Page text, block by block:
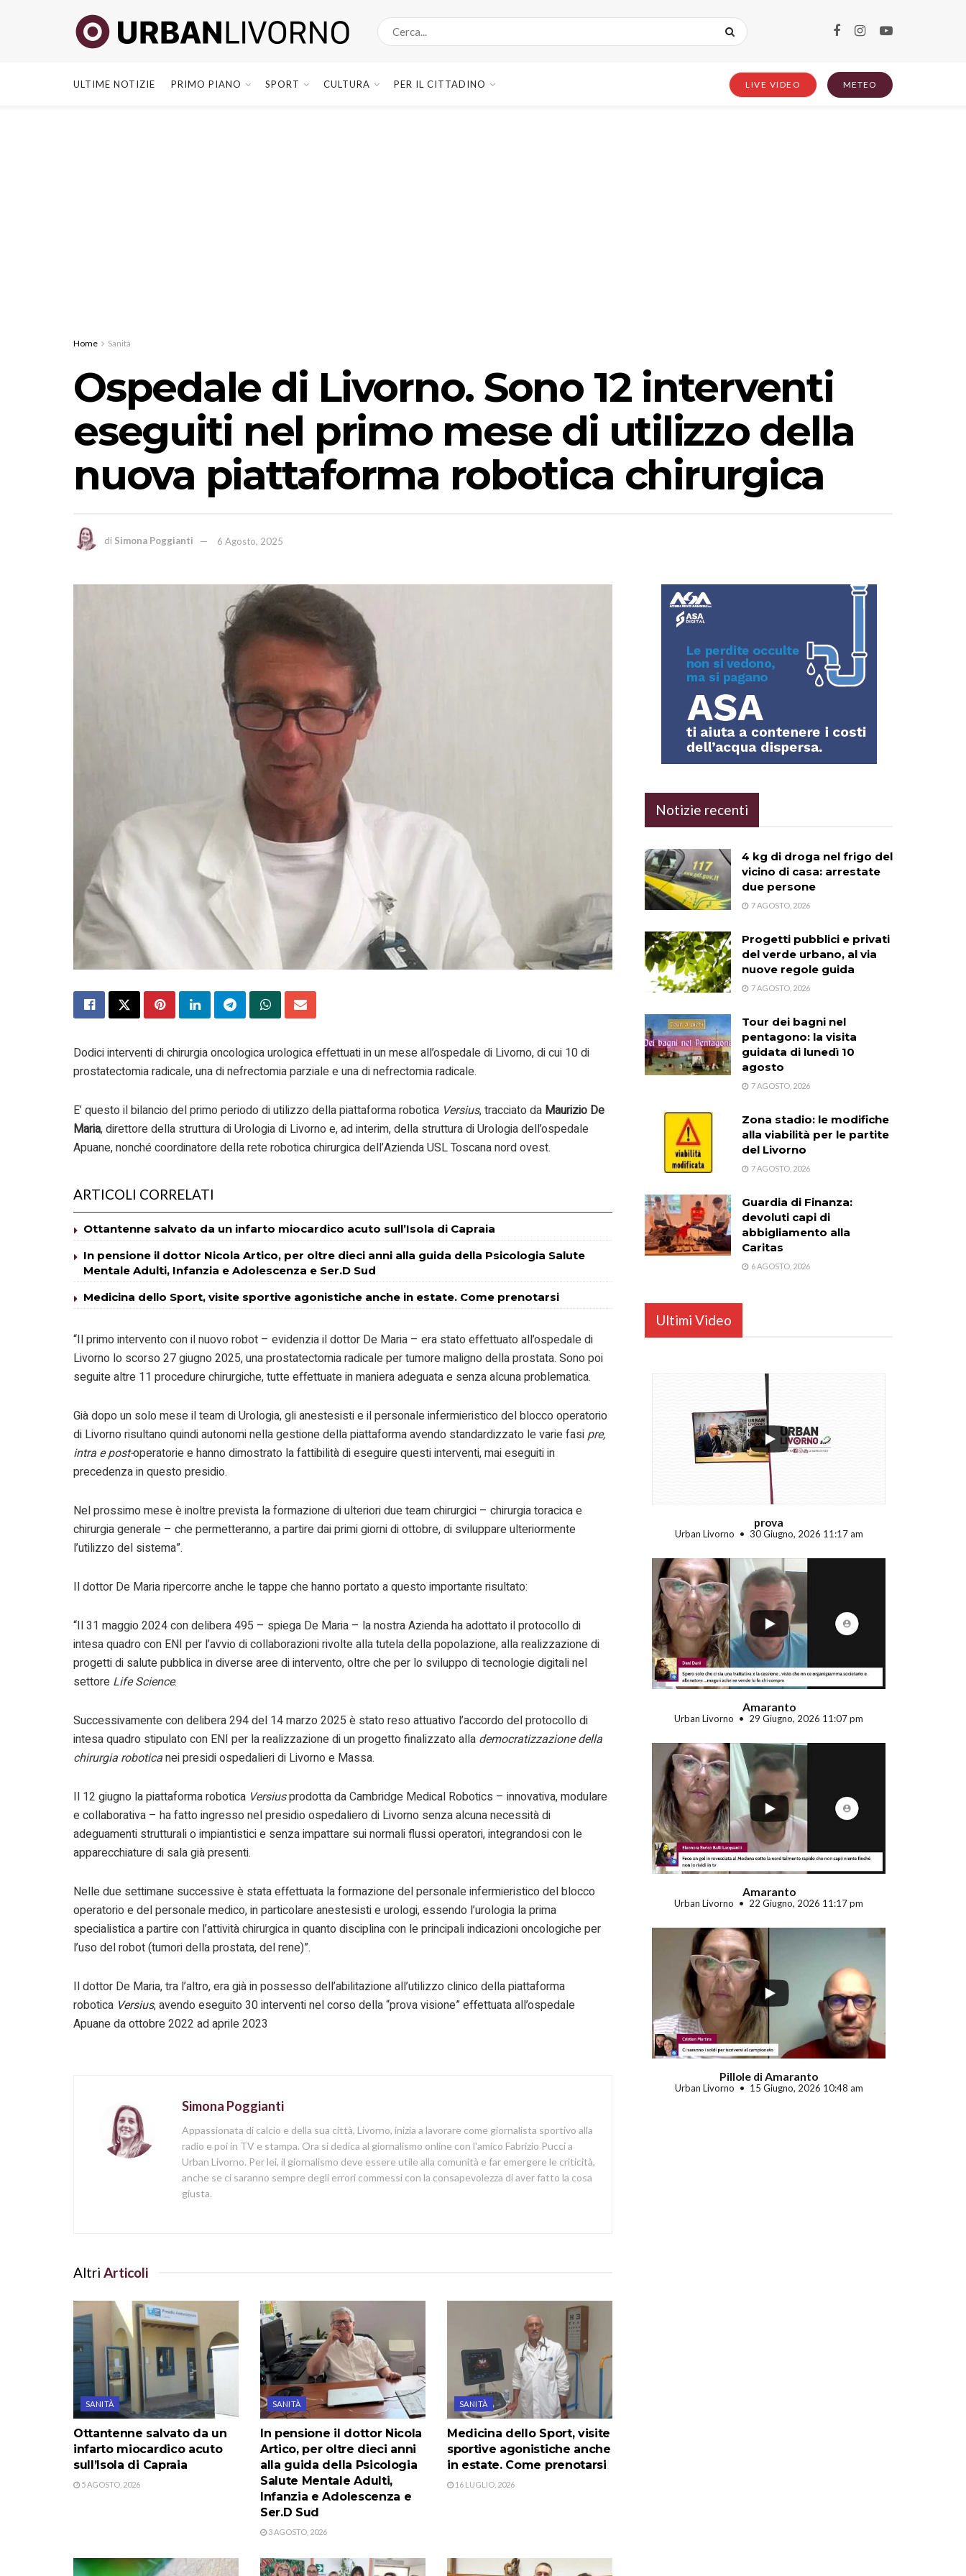
ULTIME NOTIZIE PRIMO PIANO SPORT CULTURA PER IL CITTADINO LIVE VIDEO METEO
Home Sanità
Ospedale di Livorno. Sono 12 interventi
eseguiti nel primo mese di utilizzo della
nuova piattaforma robotica chirurgica
di Simona Poggianti 6 Agosto, 2025
Dodici interventi di chirurgia oncologica urologica effettuati in un mese all’ospedale di Livorno, di cui 10 di
prostatectomia radicale, una di nefrectomia parziale e una di nefrectomia radicale.
E’ questo il bilancio del primo periodo di utilizzo della piattaforma robotica Versius, tracciato da Maurizio De
Maria, direttore della struttura di Urologia di Livorno e, ad interim, della struttura di Urologia dell’ospedale
Apuane, nonché coordinatore della rete robotica chirurgica dell’Azienda USL Toscana nord ovest.
ARTICOLI CORRELATI
Ottantenne salvato da un infarto miocardico acuto sull’Isola di Capraia
In pensione il dottor Nicola Artico, per oltre dieci anni alla guida della Psicologia Salute
Mentale Adulti, Infanzia e Adolescenza e Ser.D Sud
Medicina dello Sport, visite sportive agonistiche anche in estate. Come prenotarsi
“Il primo intervento con il nuovo robot – evidenzia il dottor De Maria – era stato effettuato all’ospedale di
Livorno lo scorso 27 giugno 2025, una prostatectomia radicale per tumore maligno della prostata. Sono poi
seguite altre 11 procedure chirurgiche, tutte effettuate in maniera adeguata e senza alcuna problematica.
Già dopo un solo mese il team di Urologia, gli anestesisti e il personale infermieristico del blocco operatorio
di Livorno risultano quindi autonomi nella gestione della piattaforma avendo standardizzato le varie fasi pre,
intra e post-operatorie e hanno dimostrato la fattibilità di eseguire questi interventi, mai eseguiti in
precedenza in questo presidio.
Nel prossimo mese è inoltre prevista la formazione di ulteriori due team chirurgici – chirurgia toracica e
chirurgia generale – che permetteranno, a partire dai primi giorni di ottobre, di sviluppare ulteriormente
l’utilizzo del sistema”.
Il dottor De Maria ripercorre anche le tappe che hanno portato a questo importante risultato:
“Il 31 maggio 2024 con delibera 495 – spiega De Maria – la nostra Azienda ha adottato il protocollo di
intesa quadro con ENI per l’avvio di collaborazioni rivolte alla tutela della popolazione, alla realizzazione di
progetti di salute pubblica in diverse aree di intervento, oltre che per lo sviluppo di tecnologie digitali nel
settore Life Science.
Successivamente con delibera 294 del 14 marzo 2025 è stato reso attuativo l’accordo del protocollo di
intesa quadro stipulato con ENI per la realizzazione di un progetto finalizzato alla democratizzazione della
chirurgia roboticanei presidi ospedalieri di Livorno e Massa.
Il 12 giugno la piattaforma robotica Versiusprodotta da Cambridge Medical Robotics – innovativa, modulare
e collaborativa – ha fatto ingresso nel presidio ospedaliero di Livorno senza alcuna necessità di
adeguamenti strutturali o impiantistici e senza impattare sui normali flussi operatori, integrandosi con le
apparecchiature di sala già presenti.
Nelle due settimane successive è stata effettuata la formazione del personale infermieristico del blocco
operatorio e del personale medico, in particolare anestesisti e urologi, essendo l’urologia la prima
specialistica a partire con l’attività chirurgica in quanto disciplina con le principali indicazioni oncologiche per
l’uso del robot (tumori della prostata, del rene)”.
Il dottor De Maria, tra l’altro, era già in possesso dell’abilitazione all’utilizzo clinico della piattaforma
robotica Versius, avendo eseguito 30 interventi nel corso della “prova visione” effettuata all’ospedale
Apuane da ottobre 2022 ad aprile 2023
Simona Poggianti
Appassionata di calcio e della sua città, Livorno, inizia a lavorare come giornalista sportivo alla
radio e poi in TV e stampa. Ora si dedica al giornalismo online con l'amico Fabrizio Pucci a
Urban Livorno. Per lei, il giornalismo deve essere utile alla comunità e far emergere le criticità,
anche se ci saranno sempre degli errori commessi con la consapevolezza di aver fatto la cosa
giusta.
Altri Articoli
SANITÀ
Ottantenne salvato da un
infarto miocardico acuto
sull’Isola di Capraia
5 AGOSTO, 2026
SANITÀ
In pensione il dottor Nicola
Artico, per oltre dieci anni
alla guida della Psicologia
Salute Mentale Adulti,
Infanzia e Adolescenza e
Ser.D Sud
3 AGOSTO, 2026
SANITÀ
Medicina dello Sport, visite
sportive agonistiche anche
in estate. Come prenotarsi
16 LUGLIO, 2026
Notizie recenti
4 kg di droga nel frigo del
vicino di casa: arrestate
due persone
7 AGOSTO, 2026
Progetti pubblici e privati
del verde urbano, al via
nuove regole guida
7 AGOSTO, 2026
Tour dei bagni nel
pentagono: la visita
guidata di lunedì 10
agosto
7 AGOSTO, 2026
Zona stadio: le modifiche
alla viabilità per le partite
del Livorno
7 AGOSTO, 2026
Guardia di Finanza:
devoluti capi di
abbigliamento alla
Caritas
6 AGOSTO, 2026
Ultimi Video
...
prova
Urban Livorno 30 Giugno, 2026 11:17 am
...
Amaranto
Urban Livorno 29 Giugno, 2026 11:07 pm
...
Amaranto
Urban Livorno 22 Giugno, 2026 11:17 pm
Pillole di Amaranto
Urban Livorno 15 Giugno, 2026 10:48 am